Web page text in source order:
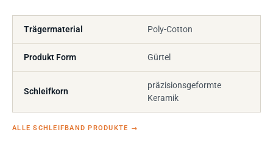
Trägermaterial Poly-Cotton
Produkt Form Gürtel
Schleifkorn
präzisionsgeformte
Keramik
ALLE SCHLEIFBAND PRODUKTE →